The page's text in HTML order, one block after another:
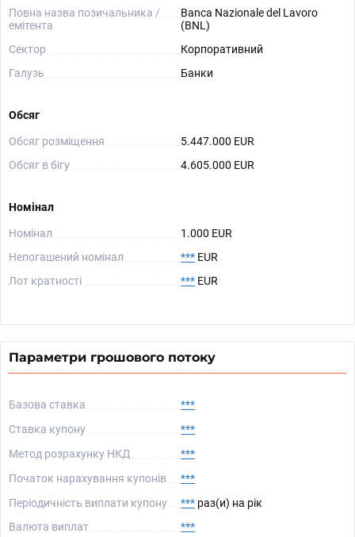
Повна назва позичальника /
емітента
Banca Nazionale del Lavoro
(BNL)
Сектор
Корпоративний
Галузь
Банки
Обсяг
Обсяг розміщення
5.447.000 EUR
Обсяг в бігу
4.605.000 EUR
Номінал
Номінал
1.000 EUR
Непогашений номінал
*** EUR
Лот кратності
*** EUR
Параметри грошового потоку
Базова ставка
***
Ставка купону
***
Метод розрахунку НКД
***
Початок нарахування купонів
***
Періодичність виплати купону
*** раз(и) на рік
Валюта виплат
***